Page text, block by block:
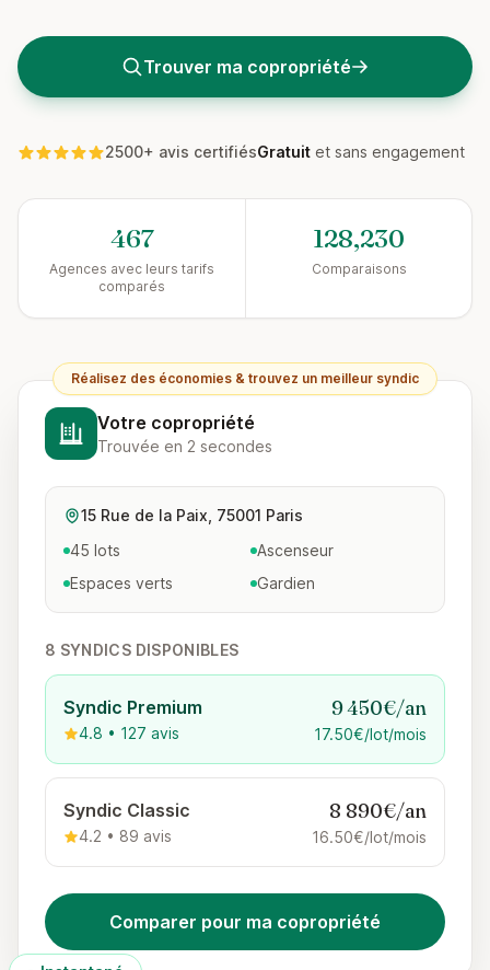
Trouver ma copropriété
2500+ avis certifiésGratuit et sans engagement
467
Agences avec leurs tarifs
comparés
128,230
Comparaisons
Votre copropriété
Trouvée en 2 secondes
15 Rue de la Paix, 75001 Paris
45 lots
Ascenseur
Espaces verts
Gardien
8 SYNDICS DISPONIBLES
Syndic Premium
4.8 • 127 avis
9 450€/an
17.50€/lot/mois
Syndic Classic
4.2 • 89 avis
8 890€/an
16.50€/lot/mois
Comparer pour ma copropriété
Réalisez des économies & trouvez un meilleur syndic